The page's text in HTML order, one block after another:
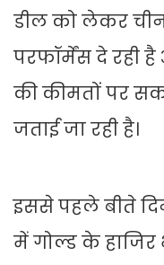
डील को लेकर
परफॉर्मेंस दे रही
की कीमतों पर
जताई जा रही है।
इससे पहले बीते
में गोल्ड के हाजिर